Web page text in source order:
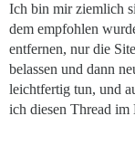
Ich bin mir ziemlich
dem empfohlen
entfernen, nur die
belassen und dann
leichtfertig tun, und
ich diesen Thread